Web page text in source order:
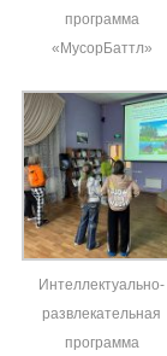
программа
«МусорБаттл»
Интеллектуально-
развлекательная
программа